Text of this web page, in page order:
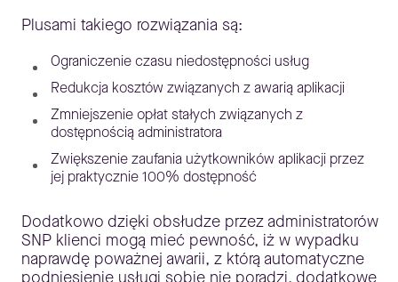
Plusami takiego rozwiązania są:
Ograniczenie czasu niedostępności usług
Redukcja kosztów związanych z awarią aplikacji
Zmniejszenie opłat stałych związanych z
dostępnością administratora
Zwiększenie zaufania użytkowników aplikacji przez
jej praktycznie 100% dostępność
Dodatkowo dzięki obsłudze przez administratorów
SNP klienci mogą mieć pewność, iż w wypadku
naprawdę poważnej awarii, z którą automatyczne
podniesienie usługi sobie nie poradzi, dodatkowe